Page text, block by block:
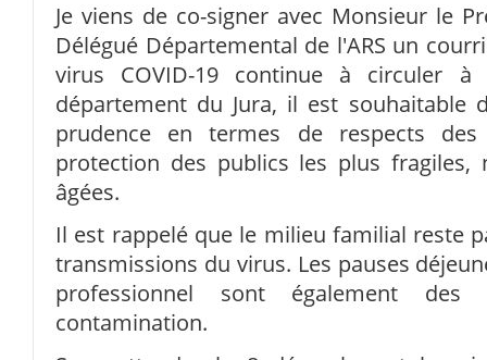
Je viens de co-signer avec Monsieur le
Délégué Départemental de l'ARS un
virus COVID-19 continue à circuler
département du Jura, il est souhaitable
prudence en termes de respects
protection des publics les plus fragiles,
âgées.
Il est rappelé que le milieu familial reste
transmissions du virus. Les pauses
professionnel sont également des
contamination.